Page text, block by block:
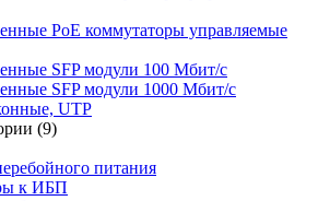
PoE коммутаторы управляемые
SFP модули 100 Мбит/c
SFP модули 1000 Мбит/c
UTP
(9)
питания
к ИБП